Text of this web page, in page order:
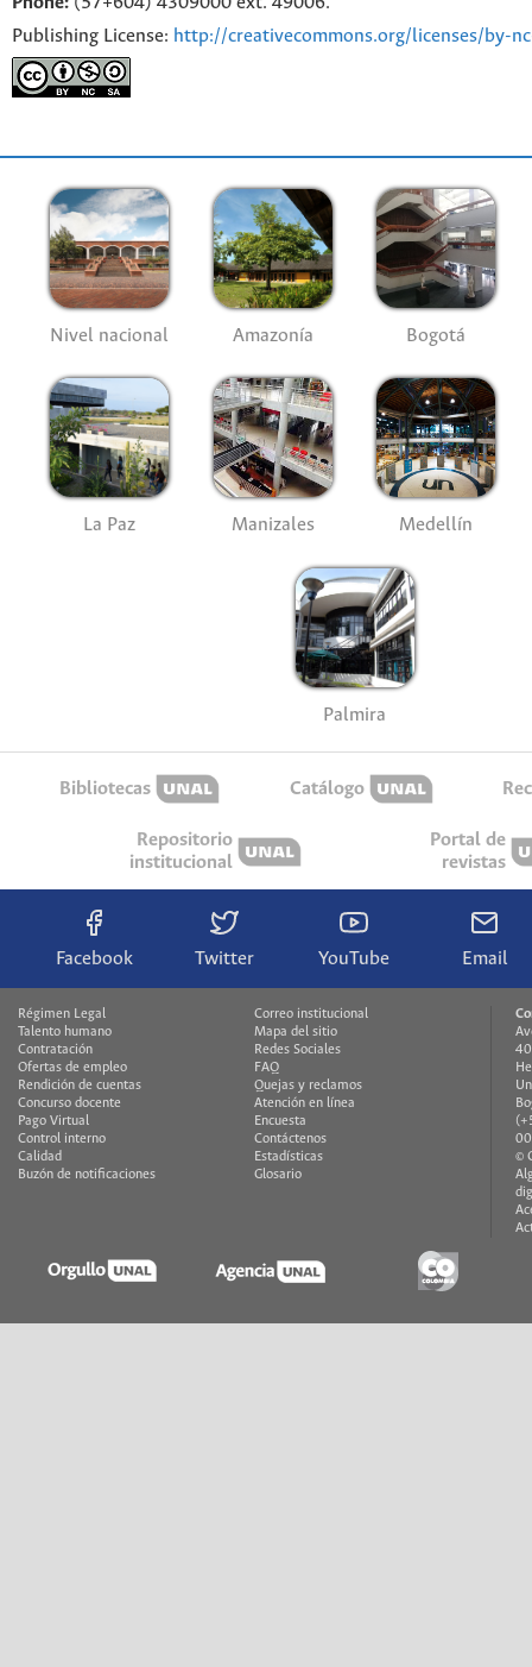
Publishing License: http://creativecommons.org/licenses/by-
Nivel nacional Amazonía Bogotá
La Paz Manizales Medellín
Palmira
Bibliotecas Catálogo
Repositorio
institucional
Portal de
revistas
Facebook Twitter YouTube Email
Régimen Legal
Talento humano
Contratación
Ofertas de empleo
Rendición de cuentas
Concurso docente
Pago Virtual
Control interno
Calidad
Buzón de notificaciones
Correo institucional
Mapa del sitio
Redes Sociales
FAQ
Quejas y reclamos
Atención en línea
Encuesta
Contáctenos
Estadísticas
Glosario
©